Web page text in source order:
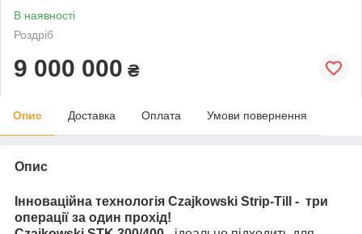
В наявності
Роздріб
9 000 000 ₴
Опис Доставка Оплата Умови повернення
Опис
Інноваційна технологія Czajkowski Strip-Till - три
операції за один прохід!